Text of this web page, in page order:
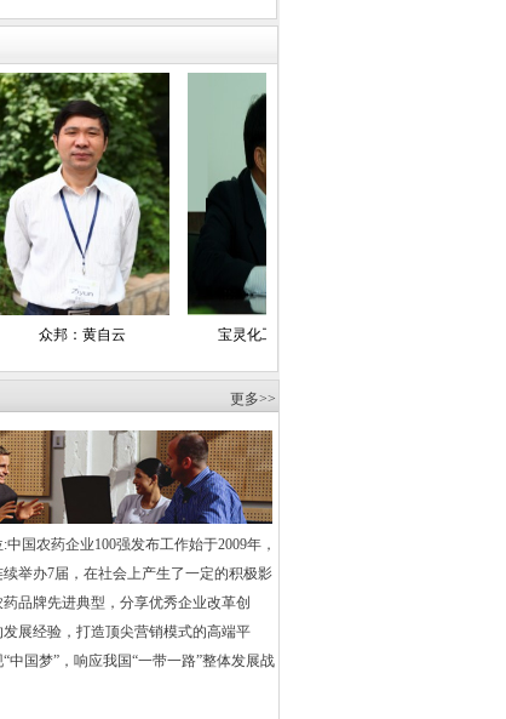
经济技术发展中心处长
油和化学工业协会
化工网工程师
经济日报、中国经营报、
经济报道、经济观察报、财经时报、
报、工商导报、财富时报、
深圳商报、重庆晚报、中国证券报、
、财富时报、乡镇企业导报、中国产
工商导报社、中华合作时报
网、中国化工报 ·中化新网、
中国农药百强网、中国农药网、
网、中心网、新华网、中国化工信
财富网、中华商务网、金光农业
、世易化工网、民工网、万隆证券
宝灵化工：朱文新
更多>>
国农药企业100强发布工作始于2009年，
举办7届，在社会上产生了一定的积极影
品牌先进典型，分享优秀企业改革创
展经验，打造顶尖营销模式的高端平
中国梦”，响应我国“一带一路”整体发展战